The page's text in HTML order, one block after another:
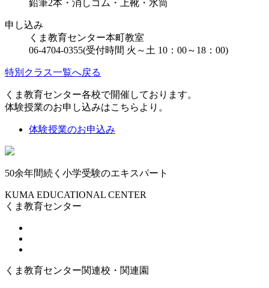
鉛筆2本・消しゴム・上靴・水筒
申し込み
くま教育センター本町教室
06-4704-0355(受付時間 火～土 10：00～18：00)
特別クラス一覧へ戻る
くま教育センター各校で開催しております。
体験授業のお申し込みはこちらより。
体験授業のお申込み
50余年間続く小学受験のエキスパート
KUMA EDUCATIONAL CENTER
くま教育センター
くま教育センター関連校・関連園